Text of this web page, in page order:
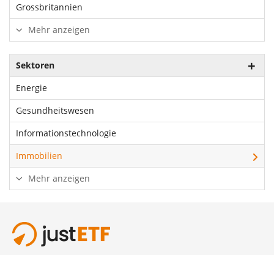
Grossbritannien
Mehr anzeigen
Sektoren
Energie
Gesundheitswesen
Informationstechnologie
Immobilien
Mehr anzeigen